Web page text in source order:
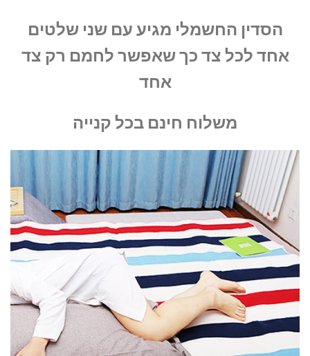
הסדין החשמלי מגיע עם שני שלטים
אחד לכל צד כך שאפשר לחמם רק צד
אחד
משלוח חינם בכל קנייה